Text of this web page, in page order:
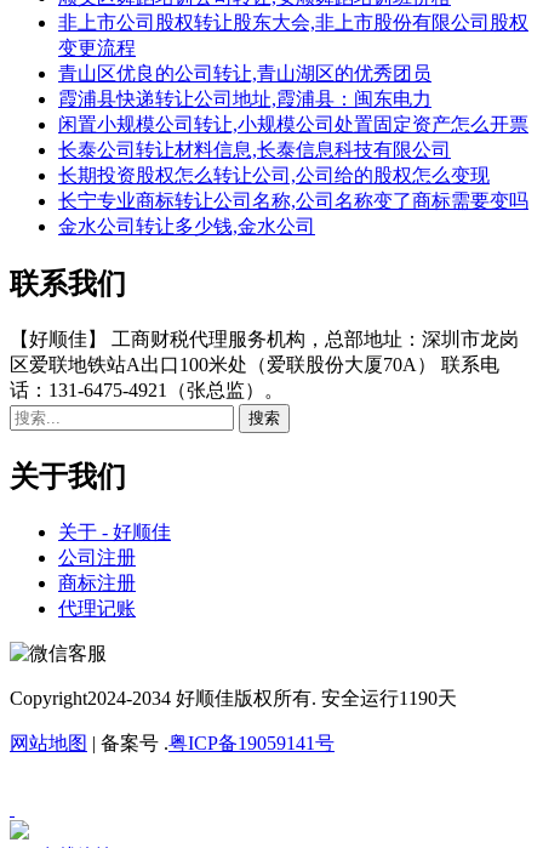
非上市公司股权转让股东大会,非上市股份有限公司股权
变更流程
青山区优良的公司转让,青山湖区的优秀团员
霞浦县快递转让公司地址,霞浦县：闽东电力
闲置小规模公司转让,小规模公司处置固定资产怎么开票
长泰公司转让材料信息,长泰信息科技有限公司
长期投资股权怎么转让公司,公司给的股权怎么变现
长宁专业商标转让公司名称,公司名称变了商标需要变吗
金水公司转让多少钱,金水公司
联系我们
【好顺佳】 工商财税代理服务机构，总部地址：深圳市龙岗
区爱联地铁站A出口100米处（爱联股份大厦70A） 联系电
话：131-6475-4921（张总监）。
关于我们
关于 - 好顺佳
公司注册
商标注册
代理记账
Copyright2024-2034 好顺佳版权所有. 安全运行1190天
网站地图 | 备案号 .粤ICP备19059141号